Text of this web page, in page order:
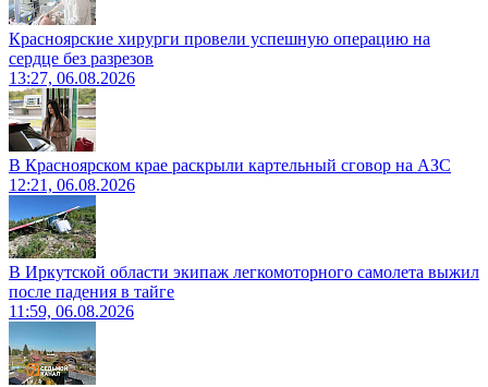
Красноярские хирурги провели успешную операцию на
сердце без разрезов
13:27, 06.08.2026
В Красноярском крае раскрыли картельный сговор на АЗС
12:21, 06.08.2026
В Иркутской области экипаж легкомоторного самолета выжил
после падения в тайге
11:59, 06.08.2026